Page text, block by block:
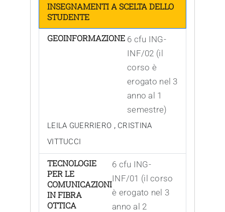
INSEGNAMENTI A SCELTA DELLO
STUDENTE
GEOINFORMAZIONE 6 cfu ING-
INF/02 (il
corso è
erogato nel 3
anno al 1
semestre)
LEILA GUERRIERO , CRISTINA
VITTUCCI
TECNOLOGIE
PER LE
COMUNICAZIONI
IN FIBRA
OTTICA
6 cfu ING-
INF/01 (il corso
è erogato nel 3
anno al 2